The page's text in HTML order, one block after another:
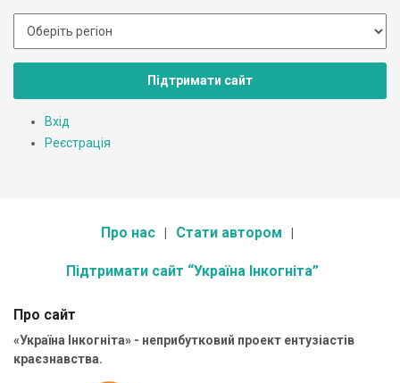
Підтримати сайт
Вхід
Реєстрація
Про нас Стати автором
Підтримати сайт “Україна Інкогніта”
Про сайт
«Україна Інкогніта» - неприбутковий проект ентузіастів
краєзнавства.